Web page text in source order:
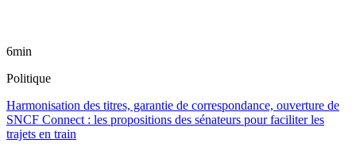
6min
Politique
Harmonisation des titres, garantie de correspondance, ouverture de
SNCF Connect : les propositions des sénateurs pour faciliter les
trajets en train